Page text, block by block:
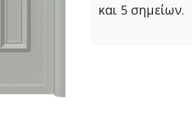
και 5 σημείων.